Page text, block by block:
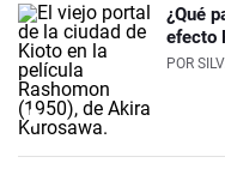
¿Qué
efecto
POR